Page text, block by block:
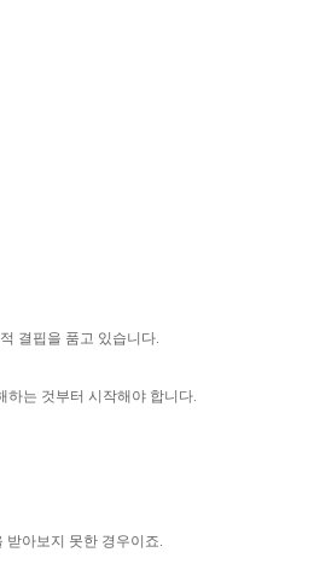
결핍을 품고 있습니다.
는 것부터 시작해야 합니다.
아보지 못한 경우이죠.